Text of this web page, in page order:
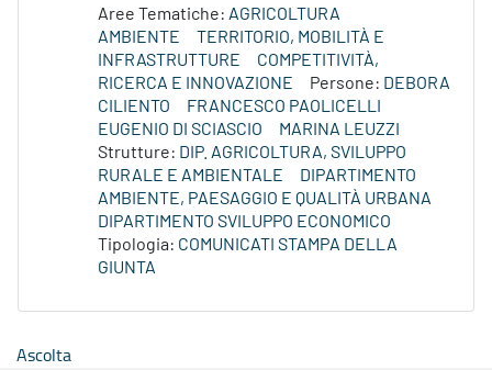
Aree Tematiche: AGRICOLTURA
AMBIENTE
TERRITORIO, MOBILITÀ E
INFRASTRUTTURE
COMPETITIVITÀ,
RICERCA E INNOVAZIONE
Persone: DEBORA
CILIENTO
FRANCESCO PAOLICELLI
EUGENIO DI SCIASCIO
MARINA LEUZZI
Strutture: DIP. AGRICOLTURA, SVILUPPO
RURALE E AMBIENTALE
DIPARTIMENTO
AMBIENTE, PAESAGGIO E QUALITÀ URBANA
DIPARTIMENTO SVILUPPO ECONOMICO
Tipologia: COMUNICATI STAMPA DELLA
GIUNTA
Ascolta